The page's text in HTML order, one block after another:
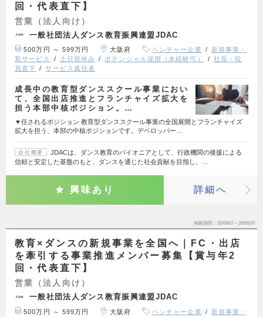
回・代表直下】
営業（法人向け）
一般社団法人ダンス教育振興連盟JDAC
500万円 ～ 599万円 大阪府 ベンチャー企業
新規事業・
新サービス
土日祝休み ポテンシャル採用（未経験可）
社長・役
員直下
サービス責任者
成長中の教育型ダンススクール事業におい
て、全国出店推進とフランチャイズ拡大を
担う本部中核ポジション。…
▼任されるポジション 教育型ダンススクール事業の全国展開とフランチャイズ
拡大を担う、本部の中核ポジションです。デベロッパー…
会社概要
JDACは、ダンス教育のパイオニアとして、行政機関の後援による
信頼と安定した基盤のもと、ダンスを通じた社会貢献を目指し、…
興味あり 詳細へ
掲載期間 26/08/07～26/08/20
教育×ダンスの新規事業を全国へ｜FC・出店
を牽引する事業推進メンバー募集【賞与年2
回・代表直下】
営業（法人向け）
一般社団法人ダンス教育振興連盟JDAC
500万円 ～ 599万円 大阪府 ベンチャー企業
新規事業・